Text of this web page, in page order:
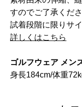
すのでご了承くださ
試着段階に限りサ
詳しくはこちら
ゴルフウェア メン
身長184cm/体重